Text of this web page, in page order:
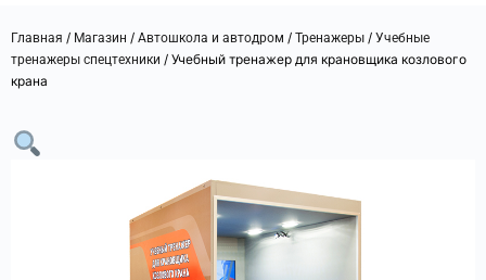
Главная / Магазин / Автошкола и автодром / Тренажеры / Учебные
тренажеры спецтехники / Учебный тренажер для крановщика козлового
крана